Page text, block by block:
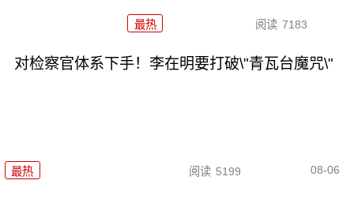
最热 阅读 7183
对检察官体系下手！李在明要打破\"青瓦台魔咒\"
最热 阅读 5199 08-06